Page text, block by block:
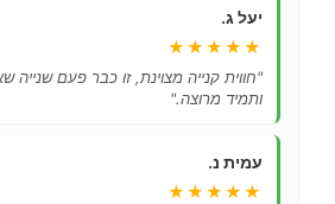
יעל ג.
★★★★★
"חווית קנייה מצוינת, זו כבר פעם שנייה
ותמיד מרוצה."
עמית נ.
★★★★★